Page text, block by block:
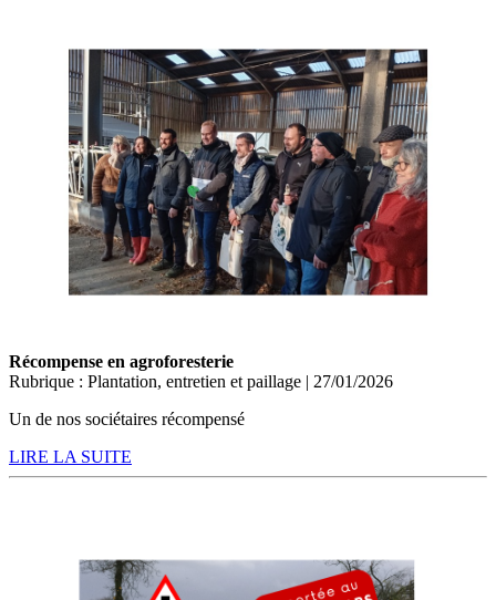
Récompense en agroforesterie
Rubrique : Plantation, entretien et paillage | 27/01/2026
Un de nos sociétaires récompensé
LIRE LA SUITE